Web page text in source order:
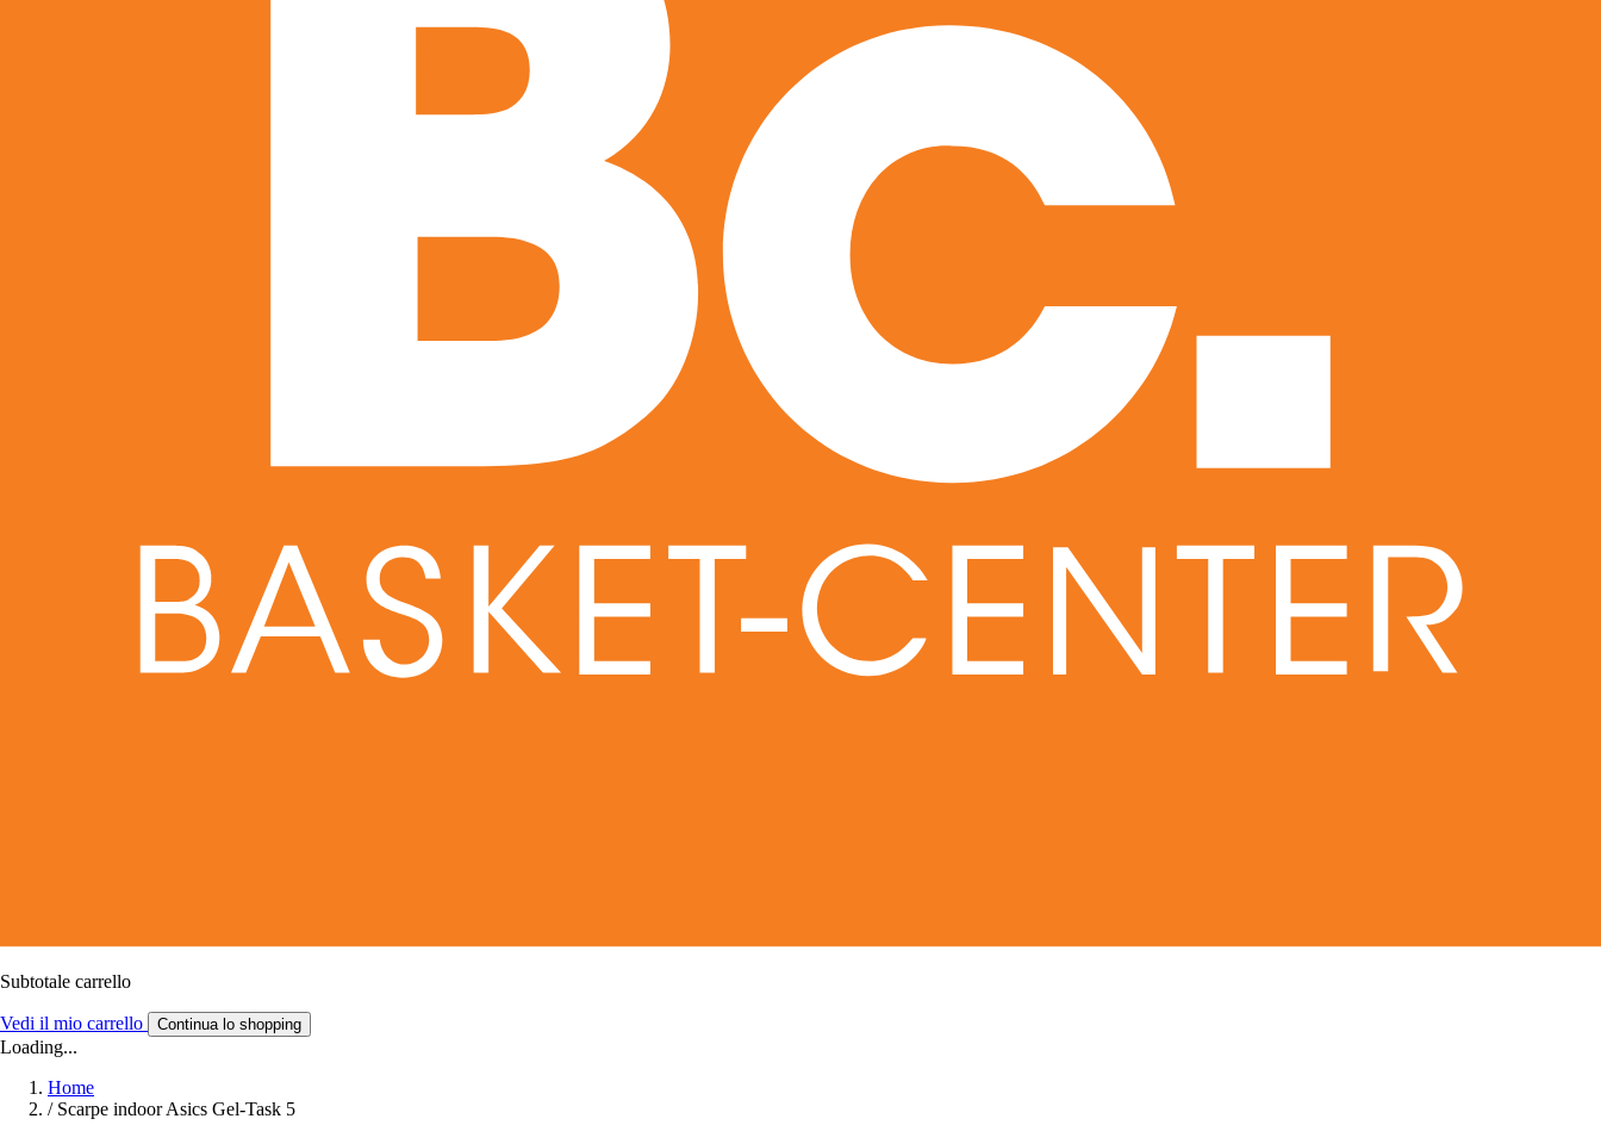
Subtotale carrello
Vedi il mio carrello Continua lo shopping
Loading...
Home
/ Scarpe indoor Asics Gel-Task 5